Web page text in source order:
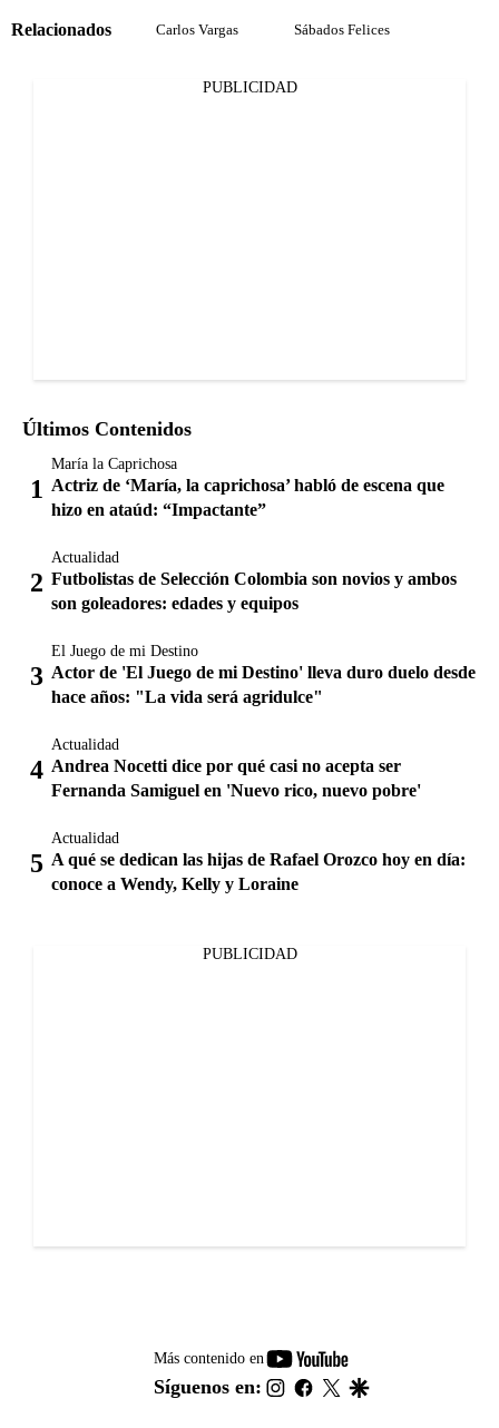
Relacionados Carlos Vargas Sábados Felices
PUBLICIDAD
Últimos Contenidos
María la Caprichosa
Actriz de ‘María, la caprichosa’ habló de escena que
hizo en ataúd: “Impactante”
Actualidad
Futbolistas de Selección Colombia son novios y ambos
son goleadores: edades y equipos
El Juego de mi Destino
Actor de 'El Juego de mi Destino' lleva duro duelo desde
hace años: "La vida será agridulce"
Actualidad
Andrea Nocetti dice por qué casi no acepta ser
Fernanda Samiguel en 'Nuevo rico, nuevo pobre'
Actualidad
A qué se dedican las hijas de Rafael Orozco hoy en día:
conoce a Wendy, Kelly y Loraine
PUBLICIDAD
Más contenido en
youtube-
footer
Síguenos en: instagram
facebook
twitter